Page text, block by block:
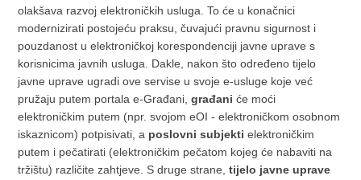
olakšava razvoj elektroničkih usluga. To će u konačnici
modernizirati postojeću praksu, čuvajući pravnu sigurnost i
pouzdanost u elektroničkoj korespondenciji javne uprave s
korisnicima javnih usluga. Dakle, nakon što određeno tijelo
javne uprave ugradi ove servise u svoje e-usluge koje već
pružaju putem portala e-Građani,građani će moći
elektroničkim putem (npr. svojom eOI - elektroničkom osobnom
iskaznicom) potpisivati, a poslovni subjekti elektroničkim
putem i pečatirati (elektroničkim pečatom kojeg će nabaviti na
tržištu) različite zahtjeve. S druge strane,tijelo javne uprave